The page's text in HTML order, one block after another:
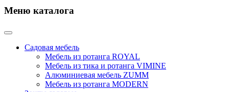
Меню каталога
Садовая мебель
Мебель из ротанга ROYAL
Мебель из тика и ротанга VIMINE
Алюминиевая мебель ZUMM
Мебель из ротанга MODERN